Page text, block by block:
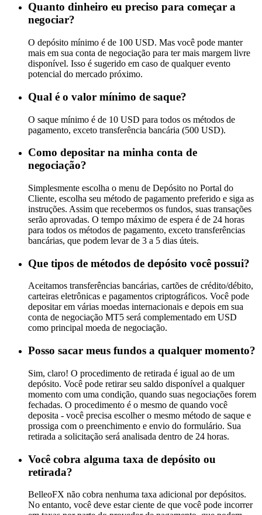
Quanto dinheiro eu preciso para começar a
negociar?
O depósito mínimo é de 100 USD. Mas você pode manter
mais em sua conta de negociação para ter mais margem livre
disponível. Isso é sugerido em caso de qualquer evento
potencial do mercado próximo.
Qual é o valor mínimo de saque?
O saque mínimo é de 10 USD para todos os métodos de
pagamento, exceto transferência bancária (500 USD).
Como depositar na minha conta de
negociação?
Simplesmente escolha o menu de Depósito no Portal do
Cliente, escolha seu método de pagamento preferido e siga as
instruções. Assim que recebermos os fundos, suas transações
serão aprovadas. O tempo máximo de espera é de 24 horas
para todos os métodos de pagamento, exceto transferências
bancárias, que podem levar de 3 a 5 dias úteis.
Que tipos de métodos de depósito você possui?
Aceitamos transferências bancárias, cartões de crédito/débito,
carteiras eletrônicas e pagamentos criptográficos. Você pode
depositar em várias moedas internacionais e depois em sua
conta de negociação MT5 será complementado em USD
como principal moeda de negociação.
Posso sacar meus fundos a qualquer momento?
Sim, claro! O procedimento de retirada é igual ao de um
depósito. Você pode retirar seu saldo disponível a qualquer
momento com uma condição, quando suas negociações forem
fechadas. O procedimento é o mesmo de quando você
deposita - você precisa escolher o mesmo método de saque e
prossiga com o preenchimento e envio do formulário. Sua
retirada a solicitação será analisada dentro de 24 horas.
Você cobra alguma taxa de depósito ou
retirada?
BelleoFX não cobra nenhuma taxa adicional por depósitos.
No entanto, você deve estar ciente de que você pode incorrer